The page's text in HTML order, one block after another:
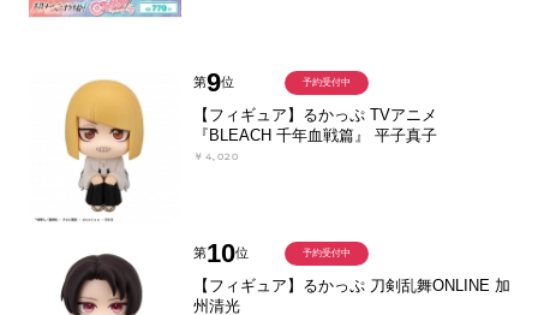
第9位
【フィギュア】るかっぷ TVアニメ
『BLEACH 千年血戦篇』 平子真子
￥4,020
予約受付中
第10位
【フィギュア】るかっぷ 刀剣乱舞ONLINE 加
州清光
予約受付中